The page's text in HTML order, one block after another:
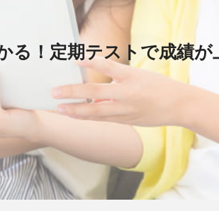
る！定期テストで成績が